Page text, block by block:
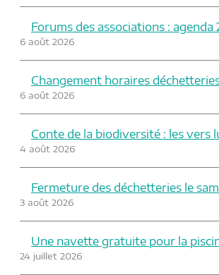
Forums des associations : agenda
6 août 2026
Changement horaires
6 août 2026
Conte de la biodiversité : les vers
4 août 2026
Fermeture des déchetteries le
3 août 2026
Une navette gratuite pour la
24 juillet 2026